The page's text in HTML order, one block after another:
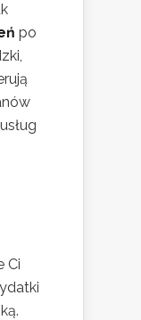
po
Ci